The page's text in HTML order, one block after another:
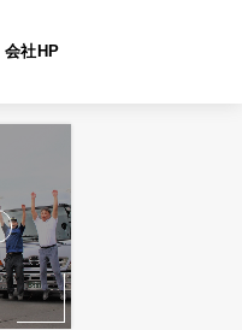
会社HP